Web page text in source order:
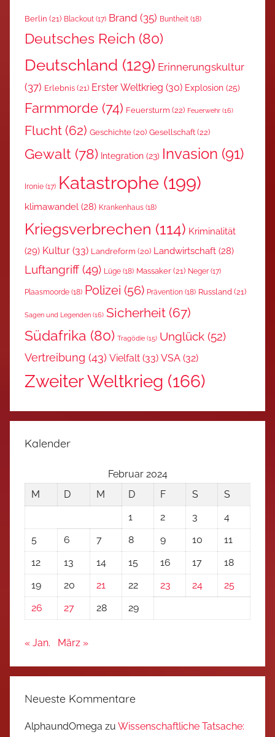
Berlin (21) Blackout (17) Brand (35) Buntheit (18)
Deutsches Reich (80)
Deutschland (129) Erinnerungskultur
(37) Erlebnis (21) Erster Weltkrieg (30) Explosion (25)
Farmmorde (74) Feuersturm (22) Feuerwehr (16)
Flucht (62) Geschichte (20) Gesellschaft(22)
Gewalt (78) Integration (23) Invasion (91)
Ironie (17) Katastrophe (199)
klimawandel (28) Krankenhaus (18)
Kriegsverbrechen (114) Kriminalität
(29) Kultur (33) Landreform (20) Landwirtschaft (28)
Luftangriff (49) Lüge (18) Massaker (21) Neger (17)
Plaasmoorde (18) Polizei (56) Prävention (18) Russland (21)
Sagen und Legenden (16) Sicherheit (67)
Südafrika (80) Tragödie (15) Unglück (52)
Vertreibung (43) Vielfalt (33) VSA (32)
Zweiter Weltkrieg (166)
Kalender
Februar 2024
M
D M D F S
S
1
2 3
4
5
6 7 8 9 10
11
12
13 14 15 16 17
18
19
20 21 22 23 24
25
26
27 28 29
« Jan. März »
Neueste Kommentare
AlphaundOmega zu Wissenschaftliche Tatsache: